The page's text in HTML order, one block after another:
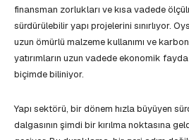
finansman zorlukları ve kısa vadede
sürdürülebilir yapı projelerini sınırlıyor.
uzun ömürlü malzeme kullanımı ve karbon
yatırımların uzun vadede ekonomik
biçimde biliniyor.
Yapı sektörü, bir dönem hızla büyüyen
dalgasının şimdi bir kırılma noktasına